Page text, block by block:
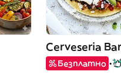
Безплатно